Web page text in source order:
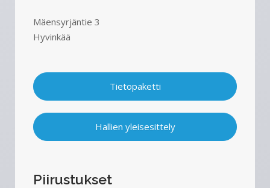
Mäensyrjäntie 3
Hyvinkää
Tietopaketti
Hallien yleisesittely
Piirustukset